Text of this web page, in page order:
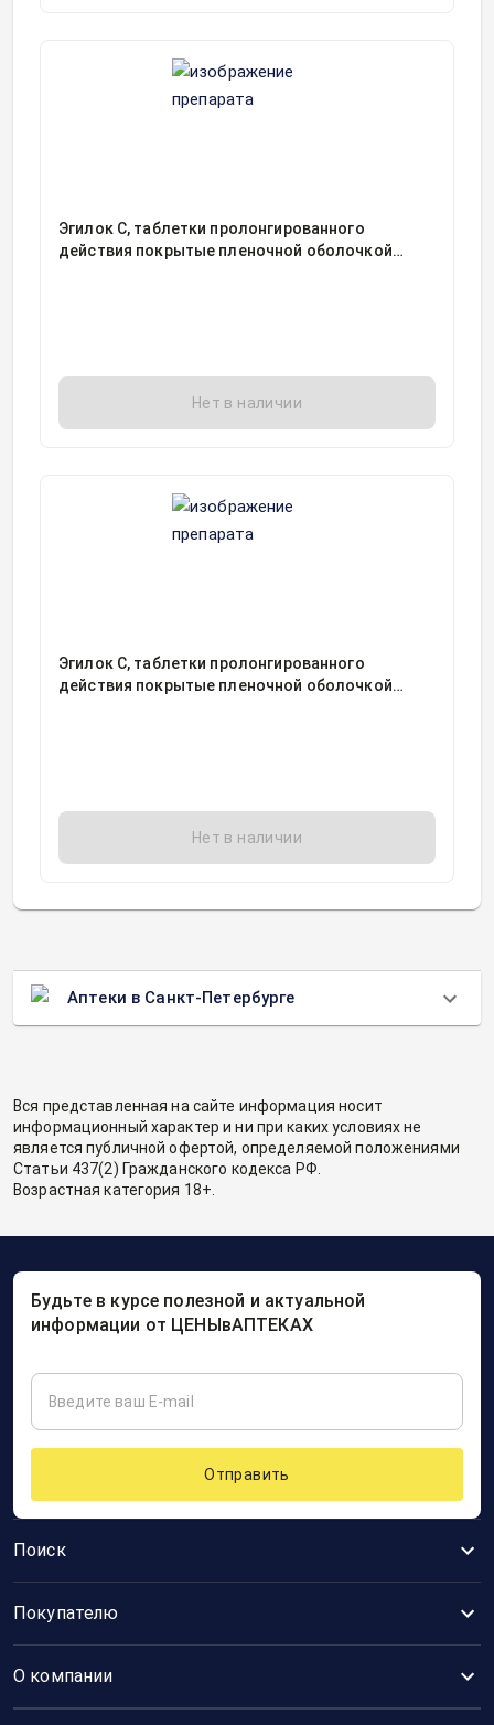
Эгилок С, таблетки пролонгированного
действия покрытые пленочной оболочкой
Нет в наличии
Эгилок С, таблетки пролонгированного
действия покрытые пленочной оболочкой
Нет в наличии
Аптеки в Санкт-Петербурге
Вся представленная на сайте информация носит
информационный характер и ни при каких условиях не
является публичной офертой, определяемой положениями
Статьи 437(2) Гражданского кодекса РФ.
Возрастная категория 18+.
Поиск
Покупателю
О компании
Будьте в курсе полезной и актуальной
информации от ЦЕНЫвАПТЕКАХ
Отправить